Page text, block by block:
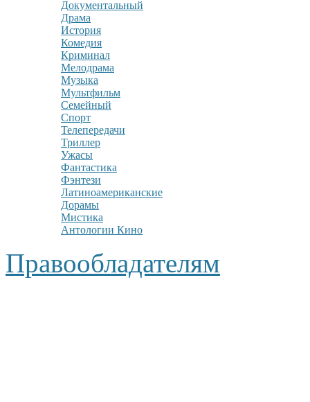
Документальный
Драма
История
Комедия
Криминал
Мелодрама
Музыка
Мультфильм
Семейный
Спорт
Телепередачи
Триллер
Ужасы
Фантастика
Фэнтези
Латиноамериканские
Дорамы
Мистика
Антологии Кино
Правообладателям